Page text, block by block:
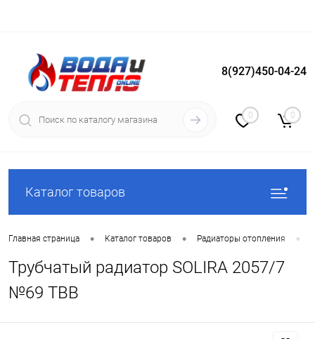
Вход Регистрация
8(927)450-04-24
0 0
Каталог товаров
Главная страница • Каталог товаров • Радиаторы отопления •
Трубчатый радиатор SOLIRA 2057/7
№69 ТВВ